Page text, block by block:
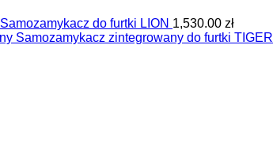
Samozamykacz do furtki LION 1,530.00 zł
Samozamykacz zintegrowany do furtki TIGER